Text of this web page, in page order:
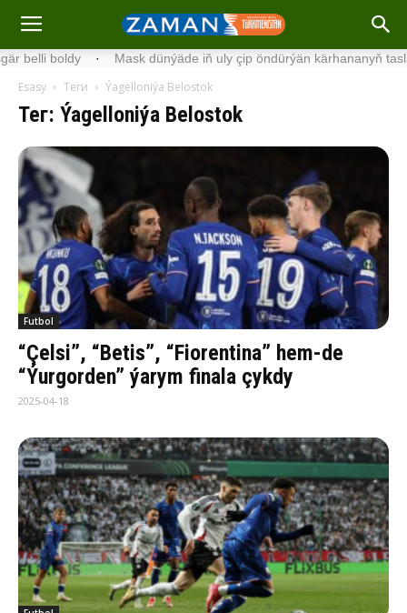
boldy · Mask dünýäde iň uly çip öndürýän kärhananyň
Esasy Теги Ýagelloniýa Belostok
Тег: Ýagelloniýa Belostok
Futbol
“Çelsi”, “Betis”, “Fiorentina” hem-de
“Ýurgorden” ýarym finala çykdy
2025-04-18